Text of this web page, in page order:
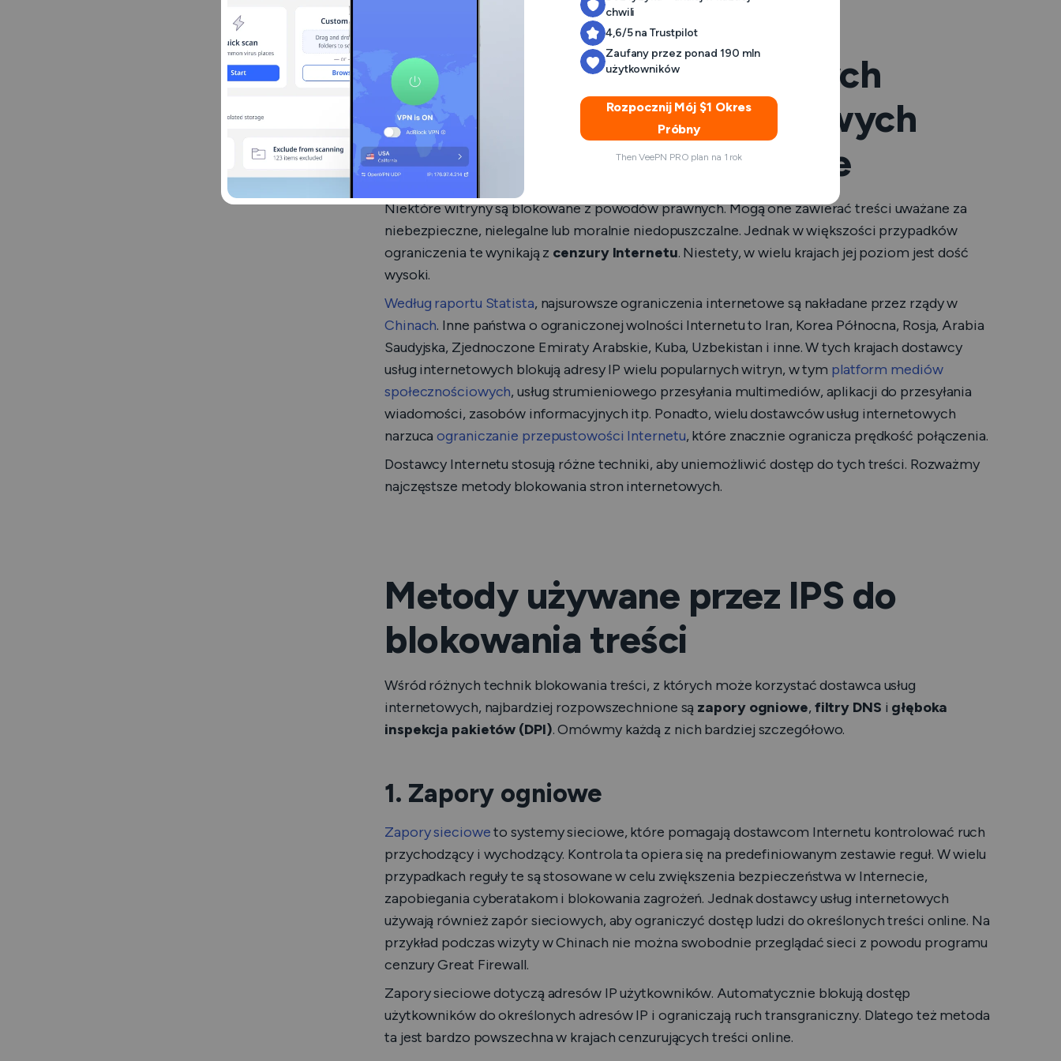
Główne powody, dla których
dostawcy usług internetowych
blokują strony internetowe
Niektóre witryny są blokowane z powodów prawnych. Mogą one zawierać treści uważane za
niebezpieczne, nielegalne lub moralnie niedopuszczalne. Jednak w większości przypadków
ograniczenia te wynikają z cenzury Internetu. Niestety, w wielu krajach jej poziom jest dość
wysoki.
Według raportu Statista, najsurowsze ograniczenia internetowe są nakładane przez rządy w
Chinach. Inne państwa o ograniczonej wolności Internetu to Iran, Korea Północna, Rosja, Arabia
Saudyjska, Zjednoczone Emiraty Arabskie, Kuba, Uzbekistan i inne. W tych krajach dostawcy
usług internetowych blokują adresy IP wielu popularnych witryn, w tym platform mediów
społecznościowych, usług strumieniowego przesyłania multimediów, aplikacji do przesyłania
wiadomości, zasobów informacyjnych itp. Ponadto, wielu dostawców usług internetowych
narzucaograniczanie przepustowości Internetu, które znacznie ogranicza prędkość połączenia.
Dostawcy Internetu stosują różne techniki, aby uniemożliwić dostęp do tych treści. Rozważmy
najczęstsze metody blokowania stron internetowych.
Metody używane przez IPS do
blokowania treści
Wśród różnych technik blokowania treści, z których może korzystać dostawca usług
internetowych, najbardziej rozpowszechnione są zapory ogniowe, filtry DNS i głęboka
inspekcja pakietów (DPI). Omówmy każdą z nich bardziej szczegółowo.
1. Zapory ogniowe
Zapory siecioweto systemy sieciowe, które pomagają dostawcom Internetu kontrolować ruch
przychodzący i wychodzący. Kontrola ta opiera się na predefiniowanym zestawie reguł. W wielu
przypadkach reguły te są stosowane w celu zwiększenia bezpieczeństwa w Internecie,
zapobiegania cyberatakom i blokowania zagrożeń. Jednak dostawcy usług internetowych
używają również zapór sieciowych, aby ograniczyć dostęp ludzi do określonych treści online. Na
przykład podczas wizyty w Chinach nie można swobodnie przeglądać sieci z powodu programu
cenzury Great Firewall.
Zapory sieciowe dotyczą adresów IP użytkowników. Automatycznie blokują dostęp
użytkowników do określonych adresów IP i ograniczają ruch transgraniczny. Dlatego też metoda
ta jest bardzo powszechna w krajach cenzurujących treści online.
chwili
4,6/5 na Trustpilot
Zaufany przez ponad 190 mln
użytkowników
Rozpocznij Mój $1 Okres
Próbny
Then VeePN PRO plan na 1 rok